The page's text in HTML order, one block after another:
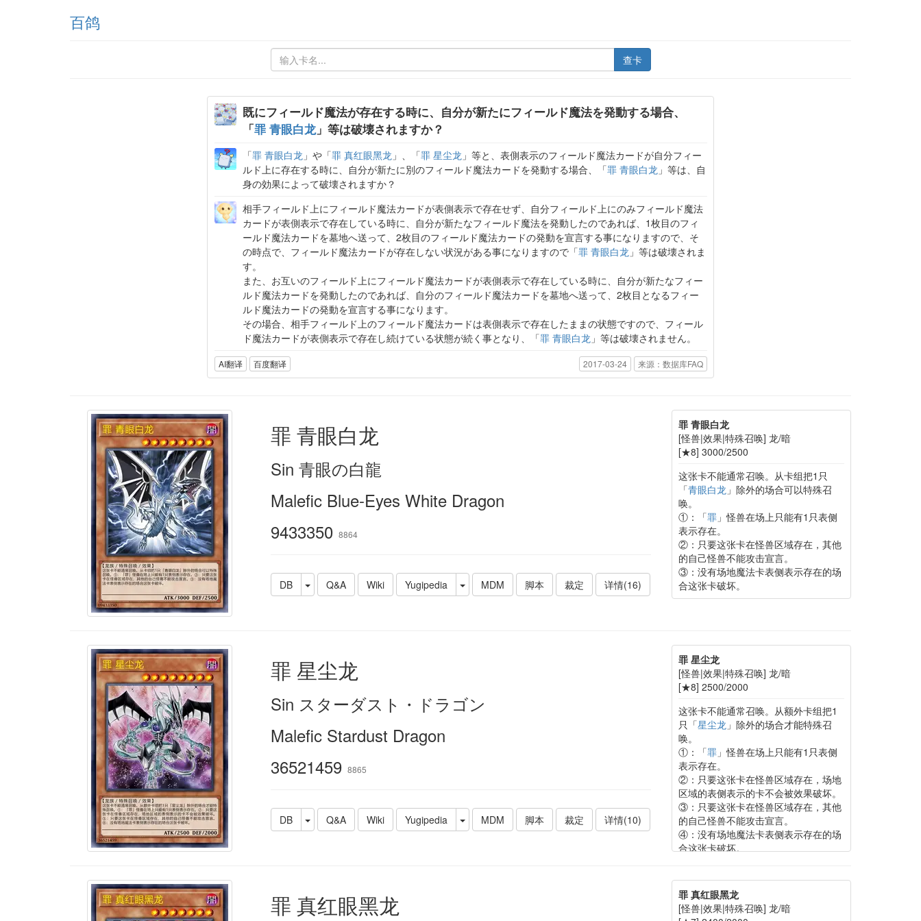
百鸽
查卡
既にフィールド魔法が存在する時に、自分が新たにフィールド魔法を発動する場合、
「罪 青眼白龙」等は破壊されますか？
「罪 青眼白龙 」や「罪 真红眼黑龙 」、「罪 星尘龙 」等と、表側表示のフィールド魔法カードが自分フィー
ルド上に存在する時に、自分が新たに別のフィールド魔法カードを発動する場合、「罪 青眼白龙 」等は、自
身の効果によって破壊されますか？
相手フィールド上にフィールド魔法カードが表側表示で存在せず、自分フィールド上にのみフィールド魔法
カードが表側表示で存在している時に、自分が新たなフィールド魔法を発動したのであれば、1枚目のフィ
ールド魔法カードを墓地へ送って、2枚目のフィールド魔法カードの発動を宣言する事になりますので、そ
の時点で、フィールド魔法カードが存在しない状況がある事になりますので「罪 青眼白龙 」等は破壊されま
す。
また、お互いのフィールド上にフィールド魔法カードが表側表示で存在している時に、自分が新たなフィー
ルド魔法カードを発動したのであれば、自分のフィールド魔法カードを墓地へ送って、2枚目となるフィー
ルド魔法カードの発動を宣言する事になります。
その場合、相手フィールド上のフィールド魔法カードは表側表示で存在したままの状態ですので、フィール
ド魔法カードが表側表示で存在し続けている状態が続く事となり、「罪 青眼白龙 」等は破壊されません。
AI翻译 百度翻译 2017-03-24 来源：数据库FAQ
罪 青眼白龙
Sin 青眼の白龍
Malefic Blue-Eyes White Dragon
9433350 8864
DB Q&A Wiki Yugipedia MDM 脚本 裁定 详情(16)
罪 青眼白龙
[怪兽|效果|特殊召唤] 龙/暗
[★8] 3000/2500
这张卡不能通常召唤。从卡组把1只
「青眼白龙 」除外的场合可以特殊召
唤。
①：「罪 」怪兽在场上只能有1只表侧
表示存在。
②：只要这张卡在怪兽区域存在，其他
的自己怪兽不能攻击宣言。
③：没有场地魔法卡表侧表示存在的场
合这张卡破坏。
罪 星尘龙
Sin スターダスト・ドラゴン
Malefic Stardust Dragon
36521459 8865
DB Q&A Wiki Yugipedia MDM 脚本 裁定 详情(10)
罪 星尘龙
[怪兽|效果|特殊召唤] 龙/暗
[★8] 2500/2000
这张卡不能通常召唤。从额外卡组把1
只「星尘龙 」除外的场合才能特殊召
唤。
①：「罪 」怪兽在场上只能有1只表侧
表示存在。
②：只要这张卡在怪兽区域存在，场地
区域的表侧表示的卡不会被效果破坏。
③：只要这张卡在怪兽区域存在，其他
的自己怪兽不能攻击宣言。
④：没有场地魔法卡表侧表示存在的场
合这张卡破坏。
罪 真红眼黑龙
罪 真红眼黑龙
[怪兽|效果|特殊召唤] 龙/暗